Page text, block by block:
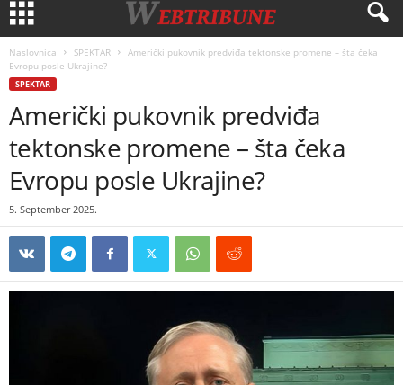
Naslovnica SPEKTAR
Američki pukovnik predviđa tektonske promene – šta čeka
Evropu posle Ukrajine?
SPEKTAR
Američki pukovnik predviđa
tektonske promene – šta čeka
Evropu posle Ukrajine?
5. September 2025.